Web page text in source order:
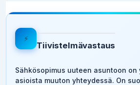
⚡
Tiivistelmävastaus
Sähkösopimus uuteen asuntoon on
asioista muuton yhteydessä. On